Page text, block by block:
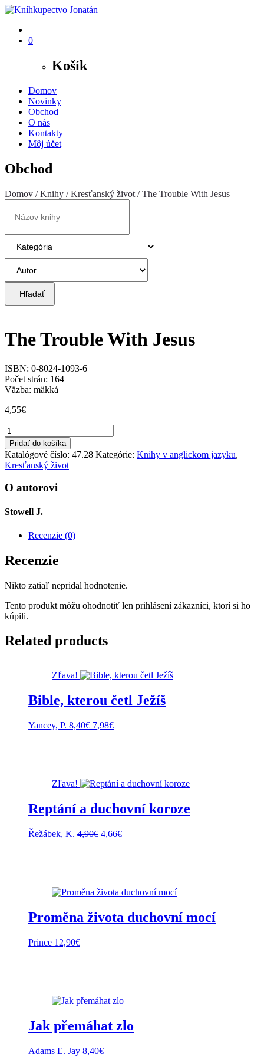
0
Košík
Domov
Novinky
Obchod
O nás
Kontakty
Môj účet
Obchod
Domov /Knihy /Kresťanský život / The Trouble With Jesus
Hľadať
The Trouble With Jesus
ISBN: 0-8024-1093-6
Počet strán: 164
Väzba: mäkká
4,55€
množstvo
The
Trouble
With
Jesus
Pridať do košíka
Katalógové číslo: 47.28 Kategórie: Knihy v anglickom jazyku,
Kresťanský život
O autorovi
Stowell J.
Recenzie (0)
Recenzie
Nikto zatiaľ nepridal hodnotenie.
Tento produkt môžu ohodnotiť len prihlásení zákazníci, ktorí si ho
kúpili.
Related products
Zľava!
Bible, kterou četl Ježíš
Yancey, P. 8,40€ Pôvodná
7,98€Aktuálna
Zľava!
Reptání a duchovní koroze
Řežábek, K. 4,90€ Pôvodná
4,66€Aktuálna
Proměna života duchovní mocí
Prince 12,90€
Jak přemáhat zlo
Adams E. Jay 8,40€